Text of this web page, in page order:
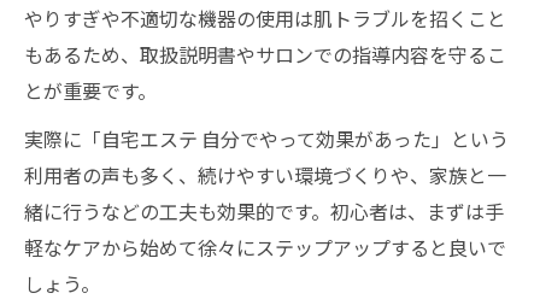
やりすぎや不適切な機器の使用は肌トラブルを招くこと
もあるため、取扱説明書やサロンでの指導内容を守るこ
とが重要です。
実際に「自宅エステ 自分でやって効果があった」という
利用者の声も多く、続けやすい環境づくりや、家族と一
緒に行うなどの工夫も効果的です。初心者は、まずは手
軽なケアから始めて徐々にステップアップすると良いで
しょう。